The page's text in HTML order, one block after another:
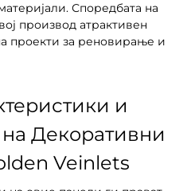
Споредбата на
производ атрактивен
проекти за реновирање и
и
Декоративни
Veinlets